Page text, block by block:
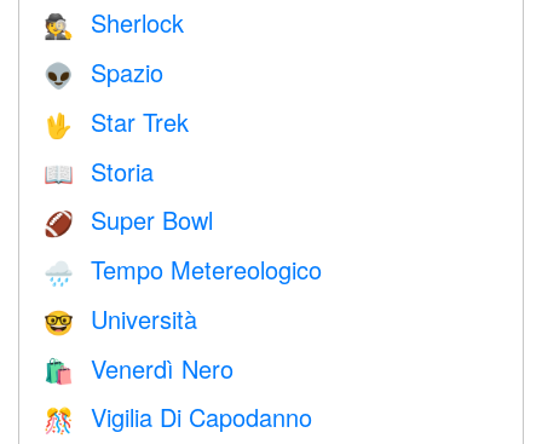
🕵️ Sherlock
👽 Spazio
🖖 Star Trek
📖 Storia
🏈 Super Bowl
🌧 Tempo Metereologico
🤓 Università
🛍 Venerdì Nero
🎊 Vigilia Di Capodanno